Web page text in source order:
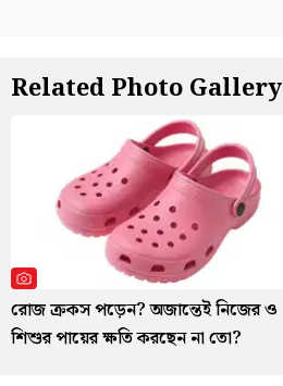
Related Photo Gallery
রোজ ক্রকস পড়েন? অজান্তেই নিজের ও
শিশুর পায়ের ক্ষতি করছেন না তো?